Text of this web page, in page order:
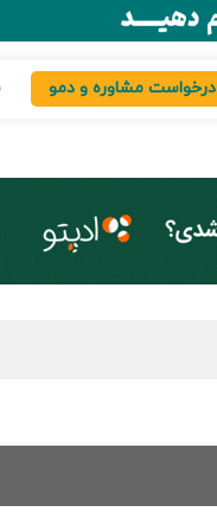
درخواست مشاوره و دمو